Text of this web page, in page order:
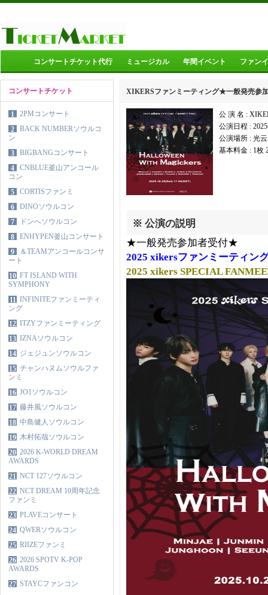
コンサートチケット代行 ミュージカル 年間イベント ファン
コンサートチケット
1
2PMコンサート
2
BACK NUMBERソウルコ
ン
3
BIGBANGコンサート
4
CNBLUE釜山アンコール
コン
5
CORTISファンミ
6
DINOソウルコン
7
ドンへソウルコン
8
ENHYPEN釜山コンサート
9
＆TEAMアンコールコンサ
ート
10 FT ISLAND WITH
SYMPHONY
11 INFINITEファンミーティ
ング
12 ITZYファンミーティング
13 IZNAソウルコン
14 ジェジュンソウルコン
15 チャンハヌムソウルファ
ンミ
16 JO1ソウルコン
17 藤井風ソウルコン
18 中島健人ソウルコン
19 木村拓哉ソウルコン
20 2026 K-WORLD DREAM
AWARDS
21 NCT 127ソウルコン
22 NCT DREAM 10周年記念
ファンミ
23 PLAVEコンサート
24 QWERソウルコン
25 RIIZEファンミ
26 2026 SPOTV K-POP
AWARDS
27 STAYCファンコン
XIKERSファンミーティング★一般発売参
公 演 名 :
公演日程 :
公演場所 : 光
基本料金 : 1枚
※ 公演の説明
★一般発売参加者受付★
2025 xikersファンミーティン
2025 xikers SPECIAL